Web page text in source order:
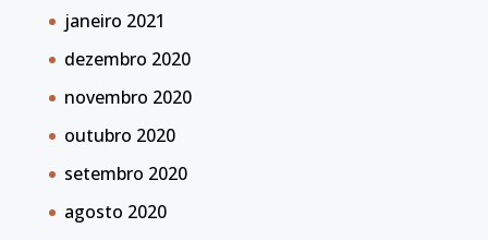
janeiro 2021
dezembro 2020
novembro 2020
outubro 2020
setembro 2020
agosto 2020